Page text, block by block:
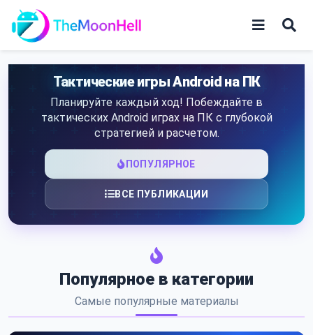
Skip
content
Игры
Приложения
Тактические игры Android на ПК
Планируйте каждый ход! Побеждайте в
тактических Android играх на ПК с глубокой
стратегией и расчетом.
ПОПУЛЯРНОЕ
ВСЕ ПУБЛИКАЦИИ
Популярное в категории
Самые популярные материалы